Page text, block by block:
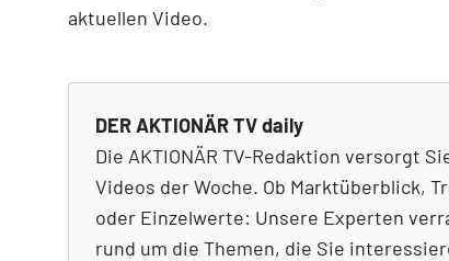
aktuellen Video.
DER AKTIONÄR TV daily
Die AKTIONÄR TV-Redaktion versorgt
Videos der Woche. Ob Marktüberblick,
oder Einzelwerte: Unsere Experten
rund um die Themen, die Sie